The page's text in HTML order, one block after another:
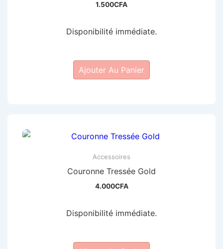
1.500CFA
Disponibilité immédiate.
Ajouter Au Panier
Accessoires
Couronne Tressée Gold
4.000CFA
Disponibilité immédiate.